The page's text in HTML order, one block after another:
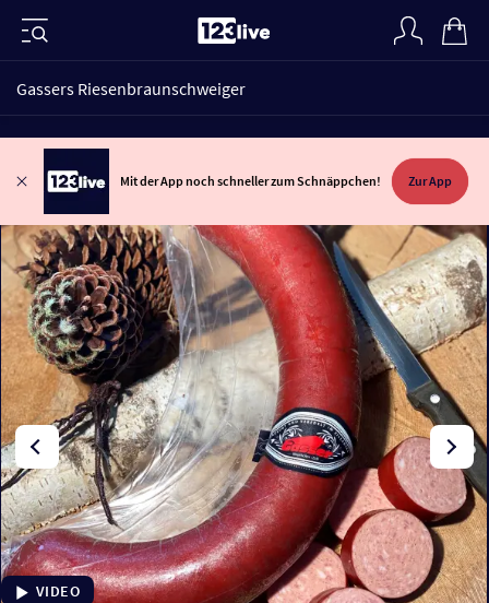
Gassers Riesenbraunschweiger
Mit der App noch schneller zum Schnäppchen! Zur App
VIDEO